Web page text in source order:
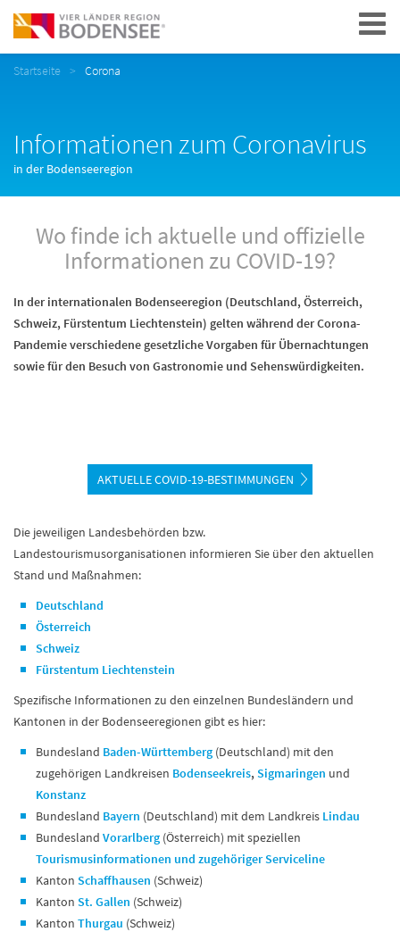
Navigation
Startseite Corona
Informationen zum Coronavirus
in der Bodenseeregion
Wo finde ich aktuelle und offizielle
Informationen zu COVID-19?
In der internationalen Bodenseeregion (Deutschland, Österreich,
Schweiz, Fürstentum Liechtenstein) gelten während der Corona-
Pandemie verschiedene gesetzliche Vorgaben für Übernachtungen
sowie für den Besuch von Gastronomie und Sehenswürdigkeiten.
AKTUELLE COVID-19-BESTIMMUNGEN
Die jeweiligen Landesbehörden bzw.
Landestourismusorganisationen informieren Sie über den aktuellen
Stand und Maßnahmen:
Deutschland
Österreich
Schweiz
Fürstentum Liechtenstein
Spezifische Informationen zu den einzelnen Bundesländern und
Kantonen in der Bodenseeregionen gibt es hier:
Bundesland Baden-Württemberg (Deutschland) mit den
zugehörigen Landkreisen Bodenseekreis,Sigmaringen und
Konstanz
Bundesland Bayern (Deutschland) mit dem Landkreis Lindau
Bundesland Vorarlberg (Österreich) mit speziellen
Tourismusinformationen und zugehöriger Serviceline
Kanton Schaffhausen (Schweiz)
Kanton St. Gallen (Schweiz)
Kanton Thurgau (Schweiz)